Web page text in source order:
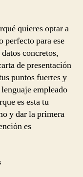
quieres optar a
perfecto para ese
concretos,
de presentación
puntos fuertes y
empleado
es esta tu
y dar la primera
es